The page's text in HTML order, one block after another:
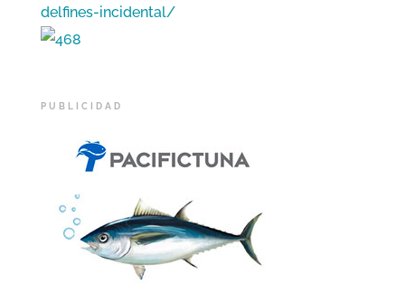
delfines-incidental/